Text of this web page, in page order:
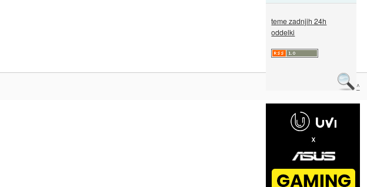
teme zadnjih 24h
oddelki
Na vrh ^